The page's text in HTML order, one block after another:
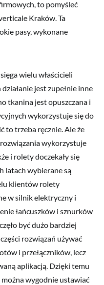
to pomyśleć
Kraków. Ta
pasy, wykonane
wielu właścicieli
jest zupełnie inne
tkanina jest opuszczana i
wykorzystuje się do
to trzeba ręcznie. Ale że
wykorzystuje
i rolety doczekały się
latach wybierane są
klientów rolety
w silnik elektryczny i
łańcuszków i sznurków
być dużo bardziej
rozwiązań używać
i przełączników, lecz
aplikacją. Dzięki temu
wygodnie ustawiać